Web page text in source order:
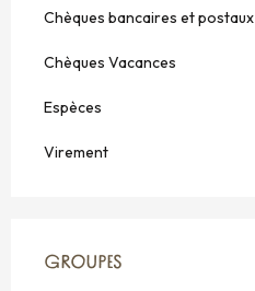
Chèques bancaires et postaux
Chèques Vacances
Espèces
Virement
GROUPES
GROUPES